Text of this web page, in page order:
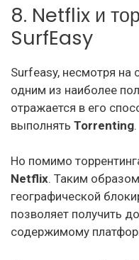
8. Netflix и
SurfEasy
Surfeasy, несмотря на
одним из наиболее
отражается в его
выполнять Torrenting.
Но помимо
Netflix. Таким
географической
позволяет получить
содержимому